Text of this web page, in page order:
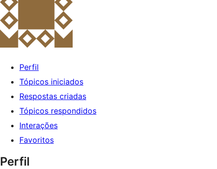
Perfil
Tópicos iniciados
Respostas criadas
Tópicos respondidos
Interações
Favoritos
Perfil